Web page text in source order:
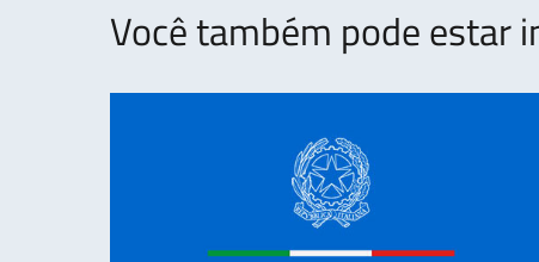
Você também pode estar